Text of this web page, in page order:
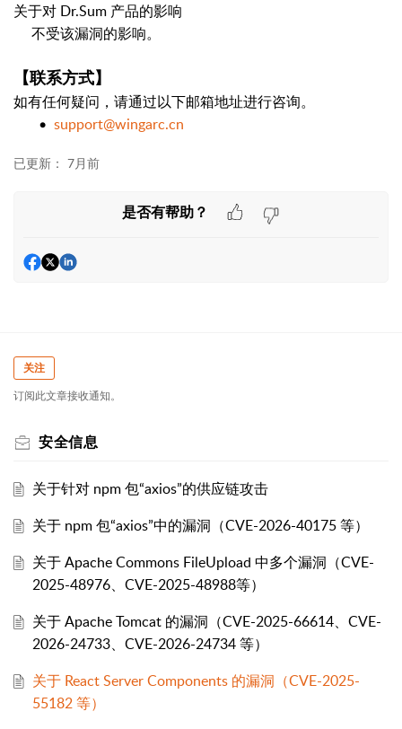
关于对 Dr.Sum 产品的影响
不受该漏洞的影响。
【联系方式】
如有任何疑问，请通过以下邮箱地址进行咨询。
• support@wingarc.cn
已更新： 7月前
是否有帮助？
关注
订阅此文章接收通知。
安全信息
关于针对 npm 包“axios”的供应链攻击
关于 npm 包“axios”中的漏洞（CVE-2026-40175 等）
关于 Apache Commons FileUpload 中多个漏洞（CVE-
2025-48976、CVE-2025-48988等）
关于 Apache Tomcat 的漏洞（CVE-2025-66614、CVE-
2026-24733、CVE-2026-24734 等）
关于 React Server Components 的漏洞（CVE-2025-
55182 等）